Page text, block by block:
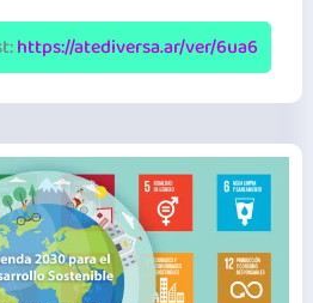
en
situación
de
violencia
género
Editorial
Mingéneros
|
Colección:
Recursos
para
la
acción
https://atediversa.ar/ver/6ua6